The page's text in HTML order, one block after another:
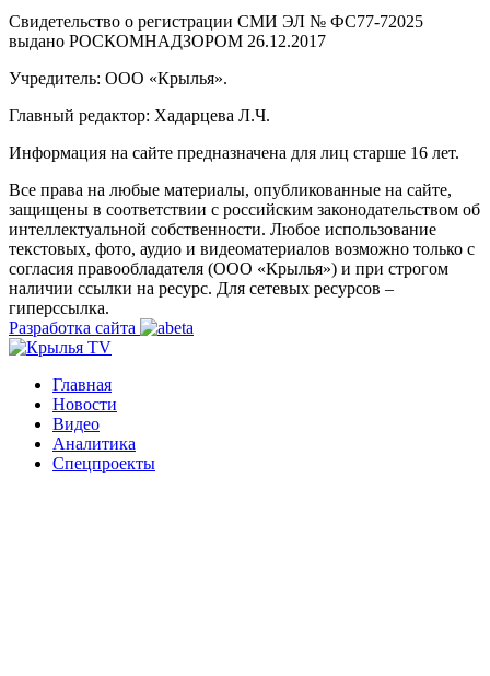
Свидетельство о регистрации СМИ ЭЛ № ФС77-72025
выдано РОСКОМНАДЗОРОМ 26.12.2017
Учредитель: ООО «Крылья».
Главный редактор: Хадарцева Л.Ч.
Информация на сайте предназначена для лиц старше 16 лет.
Все права на любые материалы, опубликованные на сайте,
защищены в соответствии с российским законодательством об
интеллектуальной собственности. Любое использование
текстовых, фото, аудио и видеоматериалов возможно только с
согласия правообладателя (ООО «Крылья») и при строгом
наличии ссылки на ресурс. Для сетевых ресурсов –
гиперссылка.
Разработка сайта
Главная
Новости
Видео
Аналитика
Спецпроекты